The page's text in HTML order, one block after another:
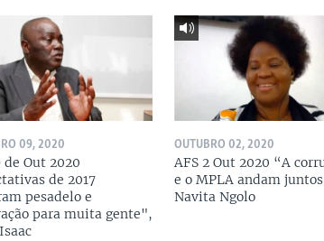
09, 2020
de Out 2020
de 2017
pesadelo e
para muita gente",
OUTUBRO 02, 2020
AFS 2 Out 2020 “A
e o MPLA andam
Navita Ngolo